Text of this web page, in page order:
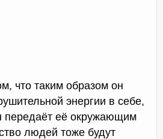
что таким образом он
энергии в себе,
передаёт её окружающим
людей тоже будут